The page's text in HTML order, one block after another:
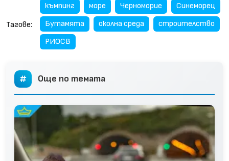
Тагове:
къмпинг море Черноморие
Синеморец
Бутамята
околна среда
строителство
РИОСВ
Още по темата